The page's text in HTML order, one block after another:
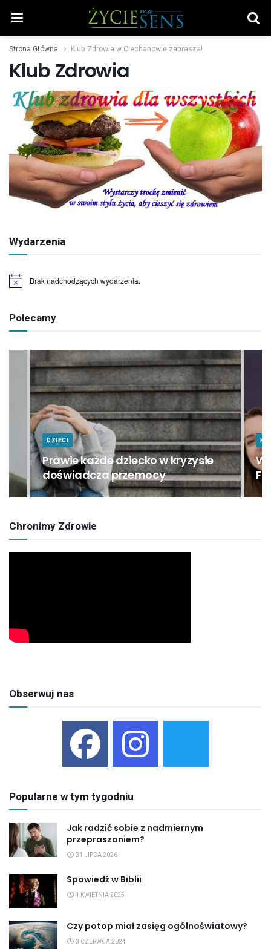
Strona Główna Klub Zdrowia w Ciechanowie zaprasza!
Klub Zdrowia
Wydarzenia
Powiadomienie
Brak nadchodzących wydarzenia.
Polecamy
DZIECI
Prawie każde dziecko w kryzysie
doświadcza przemocy
Chronimy Zdrowie
Obserwuj nas
Popularne w tym tygodniu
Jak radzić sobie z nadmiernym
przepraszaniem?
31 LIPCA 2026
Spowiedź w Biblii
1 KWIETNIA 2025
Czy potop miał zasięg ogólnoświatowy?
3 CZERWCA 2024